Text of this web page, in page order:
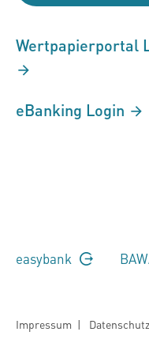
Wertpapierportal
eBanking Login
easybank
Impressum | Datenschutz